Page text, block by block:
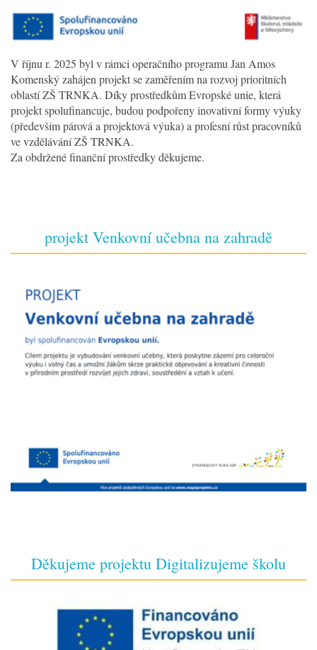
V říjnu r. 2025 byl v rámci operačního programu Jan Amos
Komenský zahájen projekt se zaměřením na rozvoj prioritních
oblastí ZŠ TRNKA. Díky prostředkům Evropské unie, která
projekt spolufinancuje, budou podpořeny inovativní formy výuky
(především párová a projektová výuka) a profesní růst pracovníků
ve vzdělávání ZŠ TRNKA.
Za obdržené finanční prostředky děkujeme.
projekt Venkovní učebna na zahradě
Děkujeme projektu Digitalizujeme školu